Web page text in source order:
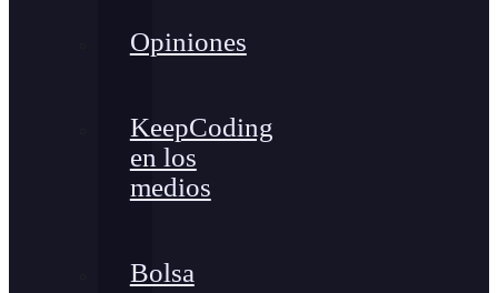
Opiniones
KeepCoding
en los
medios
Bolsa